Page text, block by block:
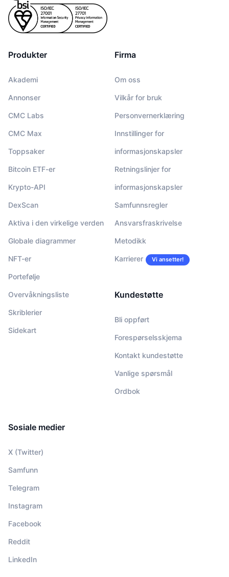
Produkter
Akademi
Annonser
CMC Labs
CMC Max
Toppsaker
Bitcoin ETF-er
Krypto-API
DexScan
Aktiva i den virkelige verden
Globale diagrammer
NFT-er
Portefølje
Overvåkningsliste
Skriblerier
Sidekart
Firma
Om oss
Vilkår for bruk
Personvernerklæring
Innstillinger for
informasjonskapsler
Retningslinjer for
informasjonskapsler
Samfunnsregler
Ansvarsfraskrivelse
Metodikk
Karrierer Vi ansetter!
Kundestøtte
Bli oppført
Forespørselsskjema
Kontakt kundestøtte
Vanlige spørsmål
Ordbok
Sosiale medier
X (Twitter)
Samfunn
Telegram
Instagram
Facebook
Reddit
LinkedIn